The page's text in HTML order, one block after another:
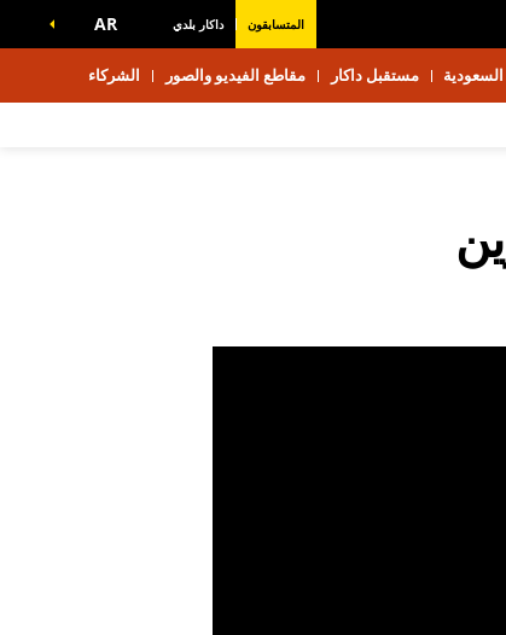
المتسابقون داكار بلدي AR
مستقبل داكار مقاطع الفيديو والصور الشركاء